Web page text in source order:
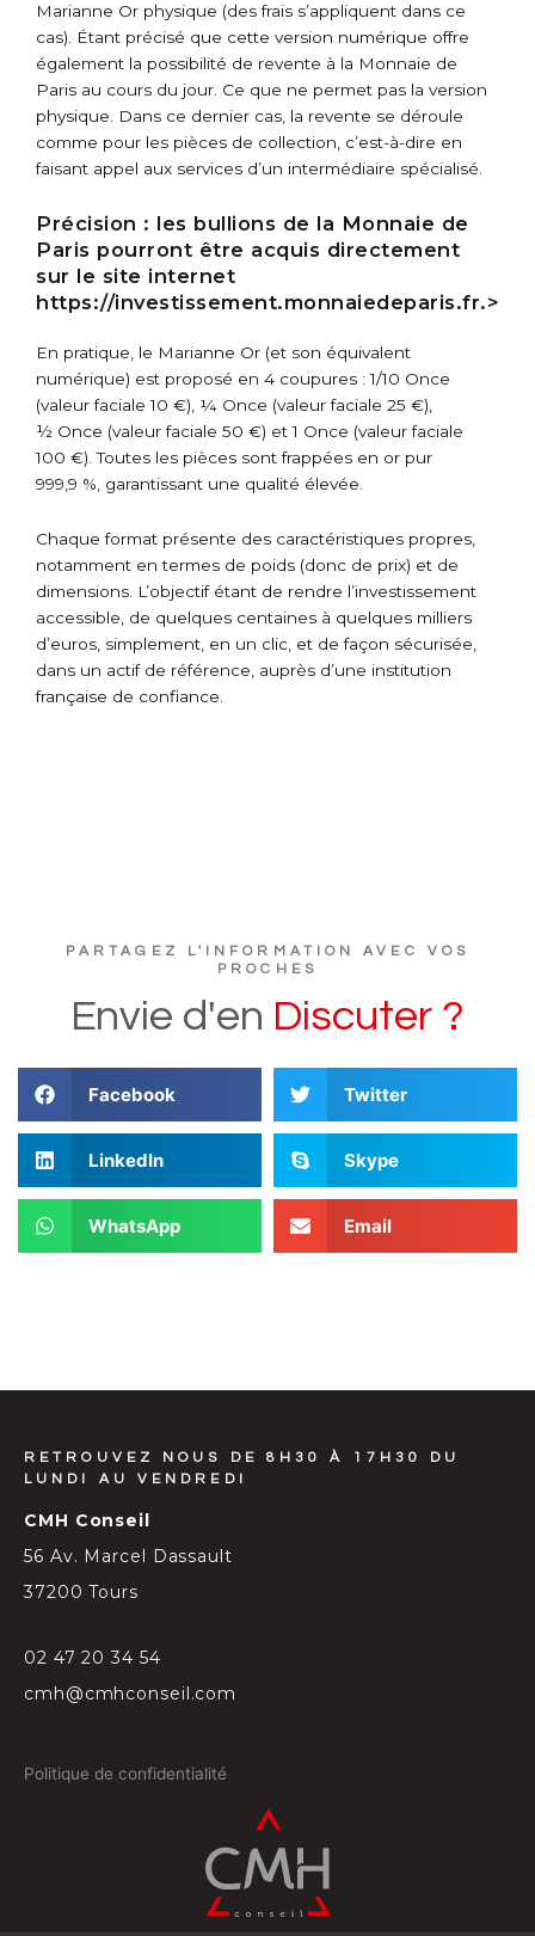
Marianne Or physique (des frais s’appliquent dans ce
cas). Étant précisé que cette version numérique offre
également la possibilité de revente à la Monnaie de
Paris au cours du jour. Ce que ne permet pas la version
physique. Dans ce dernier cas, la revente se déroule
comme pour les pièces de collection, c’est-à-dire en
faisant appel aux services d’un intermédiaire spécialisé.
Précision : les bullions de la Monnaie de
Paris pourront être acquis directement
sur le site internet
https://investissement.monnaiedeparis.fr.>
En pratique, le Marianne Or (et son équivalent
numérique) est proposé en 4 coupures : 1/10 Once
(valeur faciale 10 €), ¼ Once (valeur faciale 25 €),
½ Once (valeur faciale 50 €) et 1 Once (valeur faciale
100 €). Toutes les pièces sont frappées en or pur
999,9 %, garantissant une qualité élevée.
Chaque format présente des caractéristiques propres,
notamment en termes de poids (donc de prix) et de
dimensions. L’objectif étant de rendre l’investissement
accessible, de quelques centaines à quelques milliers
d’euros, simplement, en un clic, et de façon sécurisée,
dans un actif de référence, auprès d’une institution
française de confiance.
PARTAGEZ L'INFORMATION AVEC VOS
PROCHES
Envie d'en Discuter ?
Facebook Twitter
LinkedIn Skype
WhatsApp Email
RETROUVEZ NOUS DE 8H30 À 17H30 DU
LUNDI AU VENDREDI
CMH Conseil
56 Av. Marcel Dassault
37200 Tours
02 47 20 34 54
cmh@cmhconseil.com
Politique de confidentialité